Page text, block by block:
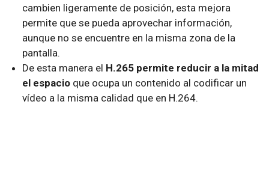
cambien ligeramente de posición, esta mejora
permite que se pueda aprovechar información,
aunque no se encuentre en la misma zona de la
pantalla.
De esta manera el H.265 permite reducir a la mitad
el espacio que ocupa un contenido al codificar un
vídeo a la misma calidad que en H.264.